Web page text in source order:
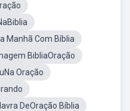
Manhã Com Bíblia
BibliaOração
Oração
DeOração Bíblia